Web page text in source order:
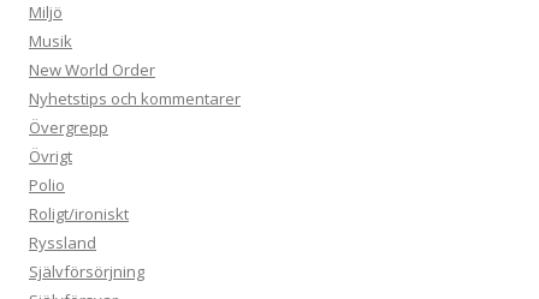
Miljö
Musik
New World Order
Nyhetstips och kommentarer
Övergrepp
Övrigt
Polio
Roligt/ironiskt
Ryssland
Självförsörjning